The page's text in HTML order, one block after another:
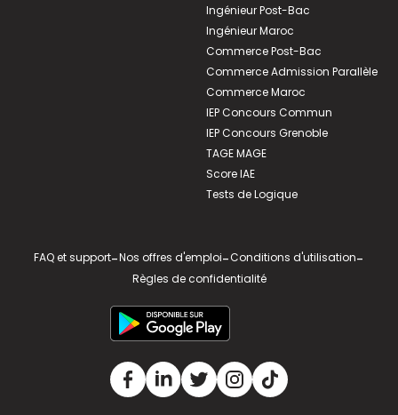
Ingénieur Post-Bac
Ingénieur Maroc
Commerce Post-Bac
Commerce Admission Parallèle
Commerce Maroc
IEP Concours Commun
IEP Concours Grenoble
TAGE MAGE
Score IAE
Tests de Logique
FAQ et support-Nos offres d'emploi-Conditions d'utilisation-
Règles de confidentialité